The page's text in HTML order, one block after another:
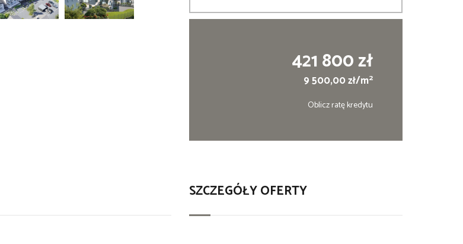
421 800 zł
9 500,00 zł/m2
Oblicz ratę kredytu
SZCZEGÓŁY OFERTY